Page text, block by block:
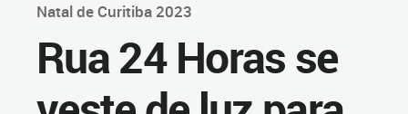
Natal de Curitiba 2023
Rua 24 Horas se